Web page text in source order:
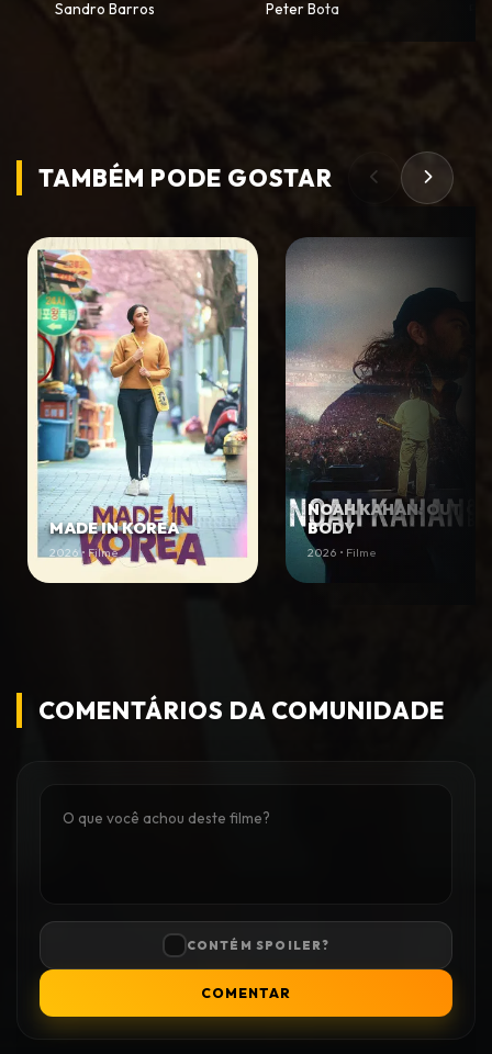
Sandro Barros Peter Bota
TAMBÉM PODE GOSTAR
MADE IN KOREA
2026 • Filme
NOAH KAHAN: OUT OF
BODY
2026 • Filme
COMENTÁRIOS DA COMUNIDADE
CONTÉM SPOILER?
COMENTAR